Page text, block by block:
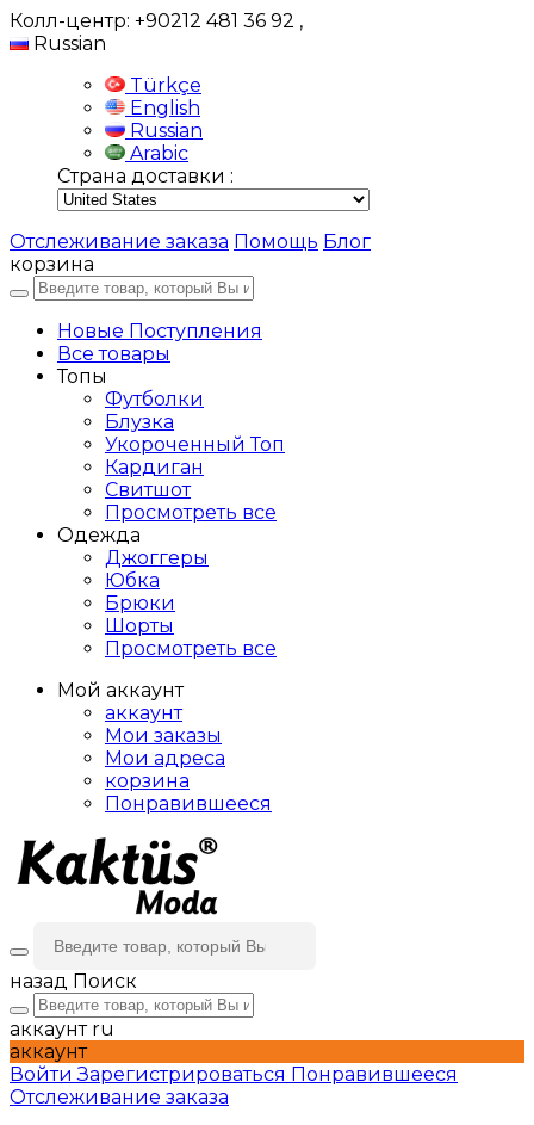
Колл-центр: +90212 481 36 92 ,
Russian
Türkçe
English
Russian
Arabic
Страна доставки :
Отслеживание заказа Помощь Блог
корзина
Новые Поступления
Все товары
Топы
Футболки
Блузка
Укороченный Топ
Кардиган
Свитшот
Просмотреть все
Одежда
Джоггеры
Юбка
Брюки
Шорты
Просмотреть все
Мой аккаунт
аккаунт
Мои заказы
Мои адреса
корзина
Понравившееся
назад Поиск
аккаунт ru
аккаунт
ВойтиЗарегистрироваться Понравившееся
Отслеживание заказа